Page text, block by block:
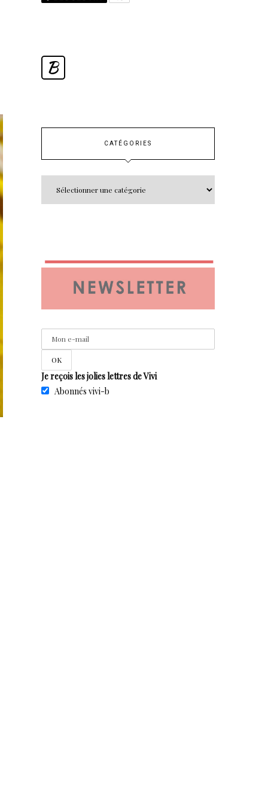
B
CATÉGORIES
Je reçois les jolies lettres de Vivi
Abonnés vivi-b